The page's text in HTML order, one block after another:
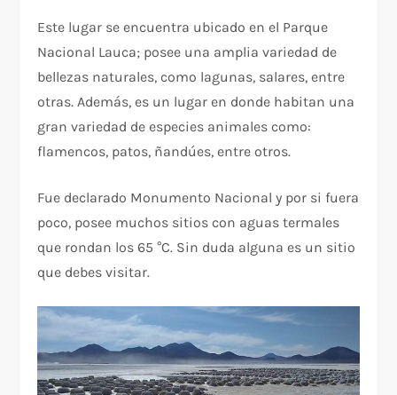
Este lugar se encuentra ubicado en el Parque
Nacional Lauca; posee una amplia variedad de
bellezas naturales, como lagunas, salares, entre
otras. Además, es un lugar en donde habitan una
gran variedad de especies animales como:
flamencos, patos, ñandúes, entre otros.
Fue declarado Monumento Nacional y por si fuera
poco, posee muchos sitios con aguas termales
que rondan los 65 °C. Sin duda alguna es un sitio
que debes visitar.